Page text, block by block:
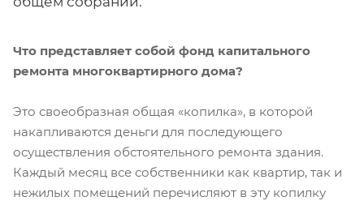
Что представляет собой фонд капитального
ремонта многоквартирного дома?
Это своеобразная общая «копилка», в которой
накапливаются деньги для последующего
осуществления обстоятельного ремонта здания.
Каждый месяц все собственники как квартир, так и
нежилых помещений перечисляют в эту копилку